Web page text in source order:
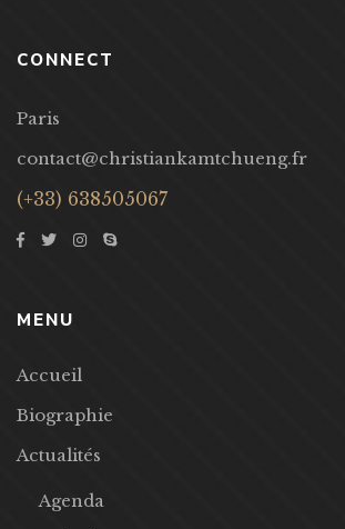
CONNECT
Paris
contact@christiankamtchueng.fr
(+33) 638505067
MENU
Accueil
Biographie
Actualités
Agenda